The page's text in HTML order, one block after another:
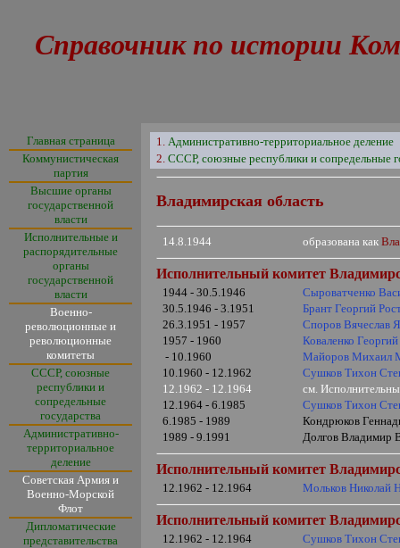
Справочник по истории
Главная страница
Коммунистическая
партия
Высшие органы
государственной
власти
Исполнительные и
распорядительные
органы
государственной
власти
Военно-
революционные и
революционные
комитеты
СССР, союзные
республики и
сопредельные
государства
Административно-
территориальное
деление
Советская Армия и
Военно-Морской
Флот
Дипломатические
представительства
1.Административно-территориальное деление
2.СССР, союзные республики и сопредельные
Владимирская область
14.8.1944 образована как
Исполнительный комитет
1944 - 30.5.1946
Сыроватченко
30.5.1946 - 3.1951
Брант Георгий
26.3.1951 - 1957
Споров Вячеслав
1957 - 1960
Коваленко
- 10.1960
Майоров Михаил
10.1960 - 12.1962
Сушков Тихон
12.1962 - 12.1964
см.
12.1964 - 6.1985
Сушков Тихон
6.1985 - 1989
Кондрюков
1989 - 9.1991
Долгов Владимир
Исполнительный комитет
12.1962 - 12.1964 Мольков Николай
Исполнительный комитет
12.1962 - 12.1964 Сушков Тихон